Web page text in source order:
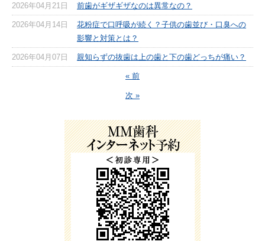
2026年04月21日 前歯がギザギザなのは異常なの？
2026年04月14日
花粉症で口呼吸が続く？子供の歯並び・口臭への
影響と対策とは？
2026年04月07日 親知らずの抜歯は上の歯と下の歯どっちが痛い？
« 前
次 »